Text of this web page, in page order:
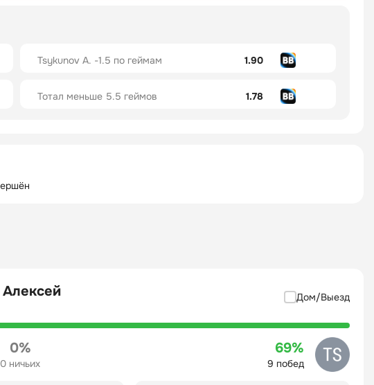
Tsykunov A. -1.5 по геймам 1.90
Тотал меньше 5.5 геймов 1.78
Дом/Выезд
0%
0 ничьих
69%
9 побед